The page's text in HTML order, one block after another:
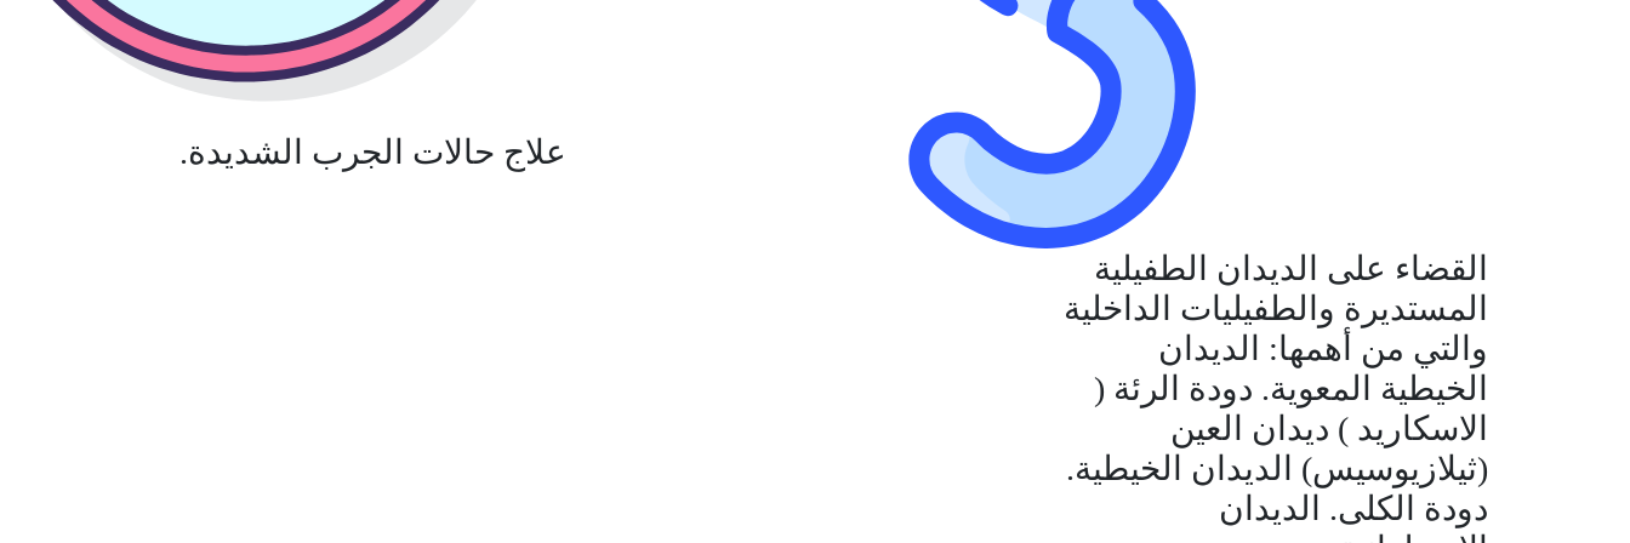
القضاء على الديدان الطفيلية
المستديرة والطفيليات الداخلية
والتي من أهمها: الديدان
الخيطية المعوية. دودة الرئة (
الاسكاريد ) ديدان العين
(ثيلازيوسيس) الديدان الخيطية.
دودة الكلى. الديدان
علاج حالات الجرب الشديدة.